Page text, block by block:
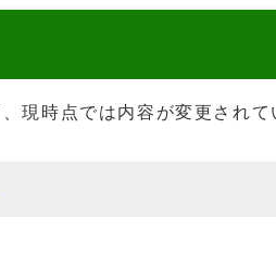
現時点では内容が変更されて